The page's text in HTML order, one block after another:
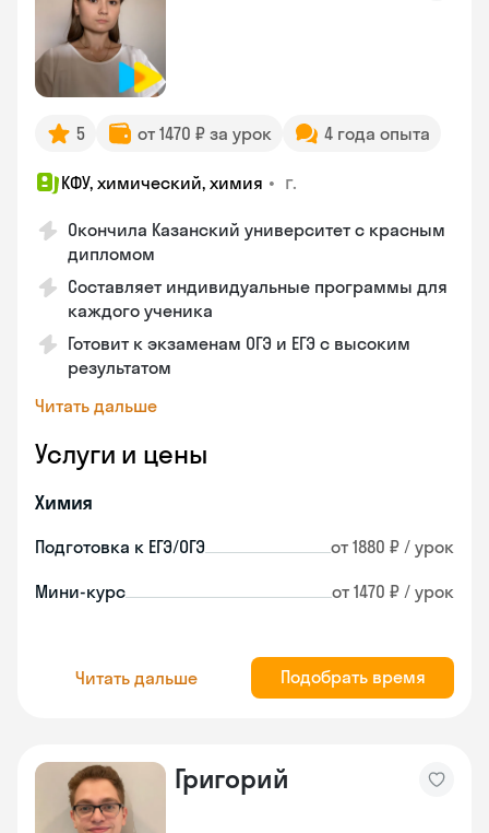
5 от 1470 ₽ за урок 4 года опыта
КФУ, химический, химия • г.
Окончила Казанский университет с красным
дипломом
Составляет индивидуальные программы для
каждого ученика
Готовит к экзаменам ОГЭ и ЕГЭ с высоким
результатом
Читать дальше
Услуги и цены
Химия
Подготовка к ЕГЭ/ОГЭ от 1880 ₽ / урок
Мини-курс от 1470 ₽ / урок
Читать дальше Подобрать время
Григорий